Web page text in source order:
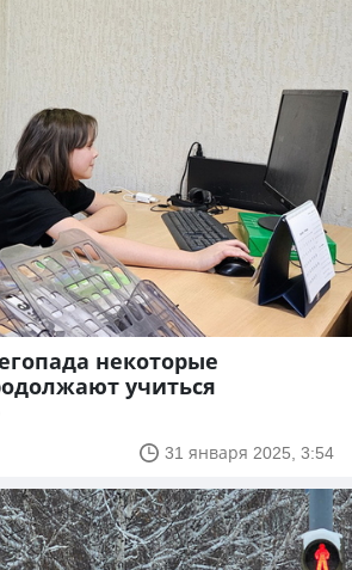
некоторые
учиться
31 января 2025, 3:54